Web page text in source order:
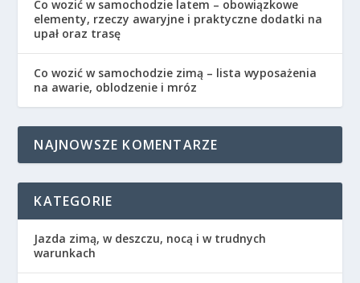
Co wozić w samochodzie latem – obowiązkowe
elementy, rzeczy awaryjne i praktyczne dodatki na
upał oraz trasę
Co wozić w samochodzie zimą – lista wyposażenia
na awarie, oblodzenie i mróz
NAJNOWSZE KOMENTARZE
KATEGORIE
Jazda zimą, w deszczu, nocą i w trudnych
warunkach